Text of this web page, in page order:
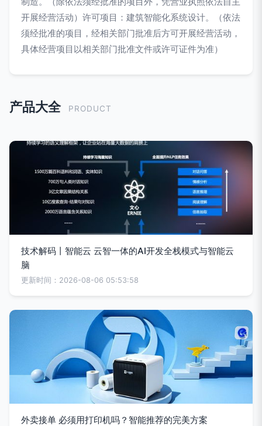
开展经营活动）许可项目：建筑智能化系统设计。（依法
须经批准的项目，经相关部门批准后方可开展经营活动，
具体经营项目以相关部门批准文件或许可证件为准）
产品大全 PRODUCT
技术解码丨智能云 云智一体的AI开发全栈模式与智能云
脑
更新时间：2026-08-06 05:53:58
外卖接单 必须用打印机吗？智能推荐的完美方案